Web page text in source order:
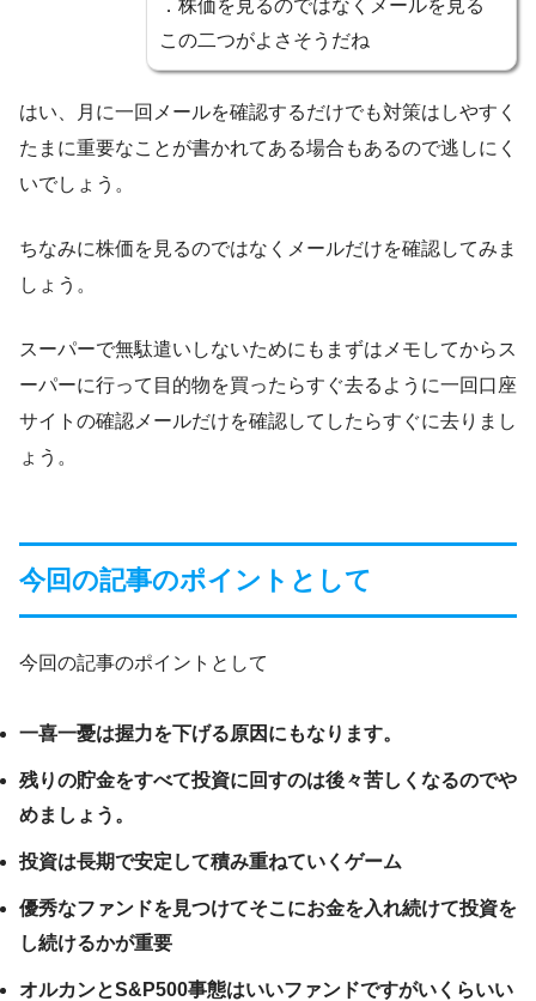
．株価を見るのではなくメールを見る
この二つがよさそうだね
はい、月に一回メールを確認するだけでも対策はしやすく
たまに重要なことが書かれてある場合もあるので逃しにく
いでしょう。
ちなみに株価を見るのではなくメールだけを確認してみま
しょう。
スーパーで無駄遣いしないためにもまずはメモしてからス
ーパーに行って目的物を買ったらすぐ去るように一回口座
サイトの確認メールだけを確認してしたらすぐに去りまし
ょう。
今回の記事のポイントとして
今回の記事のポイントとして
一喜一憂は握力を下げる原因にもなります。
残りの貯金をすべて投資に回すのは後々苦しくなるのでや
めましょう。
投資は長期で安定して積み重ねていくゲーム
優秀なファンドを見つけてそこにお金を入れ続けて投資を
し続けるかが重要
オルカンとS&P500事態はいいファンドですがいくらいい